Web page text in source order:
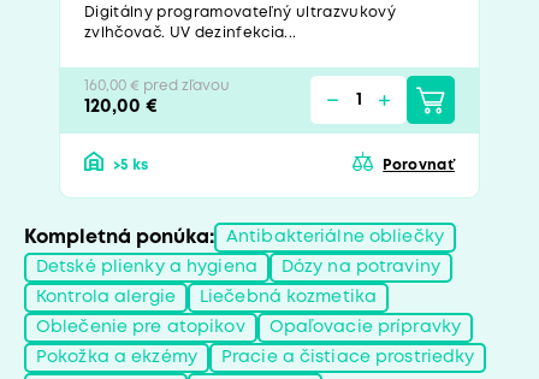
Digitálny programovateľný ultrazvukový
zvlhčovač. UV dezinfekcia...
160,00 € pred zľavou
120,00 €
>5 ks Porovnať
Kompletná ponúka: Antibakteriálne obliečky
Detské plienky a hygiena Dózy na potraviny
Kontrola alergie Liečebná kozmetika
Oblečenie pre atopikov Opaľovacie prípravky
Pokožka a ekzémy Pracie a čistiace prostriedky